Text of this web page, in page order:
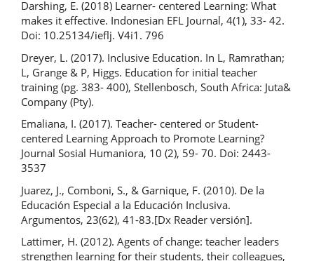
Darshing, E. (2018) Learner- centered Learning: What
makes it effective. Indonesian EFL Journal, 4(1), 33- 42.
Doi: 10.25134/ieflj. V4i1. 796
Dreyer, L. (2017). Inclusive Education. In L, Ramrathan;
L, Grange & P, Higgs. Education for initial teacher
training (pg. 383- 400), Stellenbosch, South Africa: Juta&
Company (Pty).
Emaliana, I. (2017). Teacher- centered or Student-
centered Learning Approach to Promote Learning?
Journal Sosial Humaniora, 10 (2), 59- 70. Doi: 2443-
3537
Juarez, J., Comboni, S., & Garnique, F. (2010). De la
Educación Especial a la Educación Inclusiva.
Argumentos, 23(62), 41-83.[Dx Reader versión].
Lattimer, H. (2012). Agents of change: teacher leaders
strengthen learning for their students, their colleagues,